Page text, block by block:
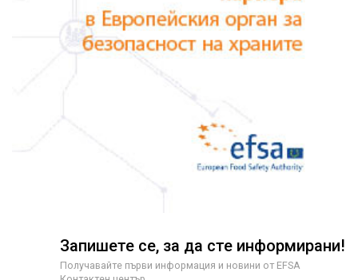
Запишете се, за да сте информирани!
Получавайте първи информация и новини от EFSA